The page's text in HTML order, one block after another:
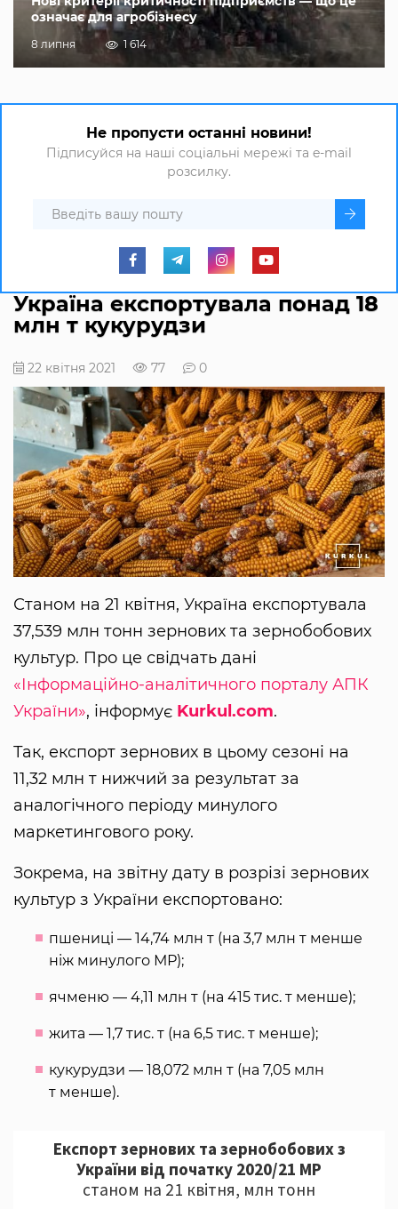
означає для агробізнесу
8 липня 1 614
Не пропусти останні новини!
Підписуйся на наші соціальні мережі та e-mail
розсилку.
Україна експортувала понад 18
млн т кукурудзи
22 квітня 2021 77 0
Станом на 21 квітня, Україна експортувала
37,539 млн тонн зернових та зернобобових
культур. Про це свідчать дані
«Інформаційно-аналітичного порталу АПК
України», інформує Kurkul.com.
Так, експорт зернових в цьому сезоні на
11,32 млн т нижчий за результат за
аналогічного періоду минулого
маркетингового року.
Зокрема, на звітну дату в розрізі зернових
культур з України експортовано:
пшениці — 14,74 млн т (на 3,7 млн т менше
ніж минулого МР);
ячменю — 4,11 млн т (на 415 тис. т менше);
жита — 1,7 тис. т (на 6,5 тис. т менше);
кукурудзи — 18,072 млн т (на 7,05 млн
т менше).